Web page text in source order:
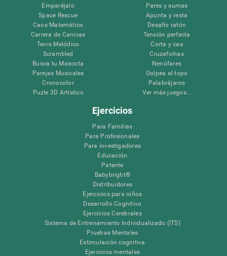
Emparéjalo
Space Rescue
Caos Matemático
Carrera de Canicas
Tenis Melódico
Scrambled
Busca tu Mascota
Parejas Musicales
Cronocolor
Puzle 3D Artístico
Pares y sumas
Apunta y resta
Desafío ratón
Tensión perfecta
Corta y cae
Cruzafichas
Nenúfares
Golpea al topo
Palabrájaros
Ver más juegos...
Ejercicios
Para Familias
Para Profesionales
Para investigadores
Educación
Patente
Babybright®
Distribuidores
Ejercicios para niños
Desarrollo Cognitivo
Ejercicios Cerebrales
Sistema de Entrenamiento Individualizado (ITS)
Pruebas Mentales
Estimulación cognitiva
Ejercicios mentales